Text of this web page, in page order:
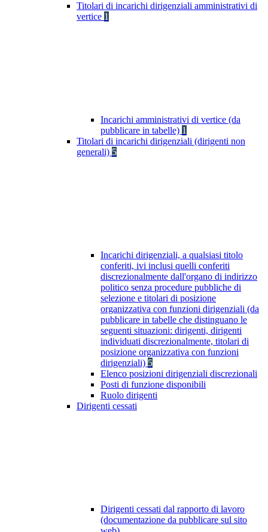
Titolari di incarichi dirigenziali amministrativi di
vertice 1
Incarichi amministrativi di vertice (da
pubblicare in tabelle) 1
Titolari di incarichi dirigenziali (dirigenti non
generali) 5
Incarichi dirigenziali, a qualsiasi titolo
conferiti, ivi inclusi quelli conferiti
discrezionalmente dall'organo di indirizzo
politico senza procedure pubbliche di
selezione e titolari di posizione
organizzativa con funzioni dirigenziali (da
pubblicare in tabelle che distinguano le
seguenti situazioni: dirigenti, dirigenti
individuati discrezionalmente, titolari di
posizione organizzativa con funzioni
dirigenziali) 5
Elenco posizioni dirigenziali discrezionali
Posti di funzione disponibili
Ruolo dirigenti
Dirigenti cessati
Dirigenti cessati dal rapporto di lavoro
(documentazione da pubblicare sul sito